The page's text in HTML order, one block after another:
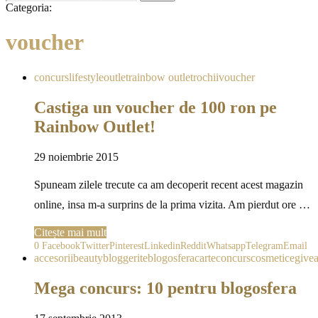
Categoria:
voucher
concurslifestyleoutletrainbow outletrochiivoucher
Castiga un voucher de 100 ron pe
Rainbow Outlet!
29 noiembrie 2015
Spuneam zilele trecute ca am decoperit recent acest magazin
online, insa m-a surprins de la prima vizita. Am pierdut ore …
Citește mai mult
0 FacebookTwitterPinterestLinkedinRedditWhatsappTelegramEmail
accesoriibeautybloggeriteblogosferacarteconcurscosmetice
Mega concurs: 10 pentru blogosfera